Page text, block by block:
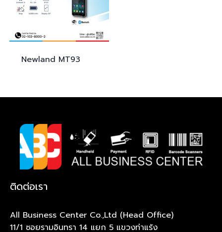
Newland MT93
ติดต่อเรา
All Business Center Co.,Ltd (Head Office)
11/1 ซอยรามอินทรา 14 แยก 5 แขวงท่าแร้ง